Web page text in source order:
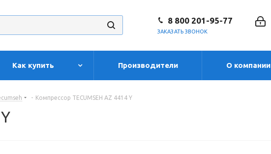
8 800 201-95-77
ЗАКАЗАТЬ ЗВОНОК
Как купить Производители О компании
- Компрессор TECUMSEH AZ 4414 Y